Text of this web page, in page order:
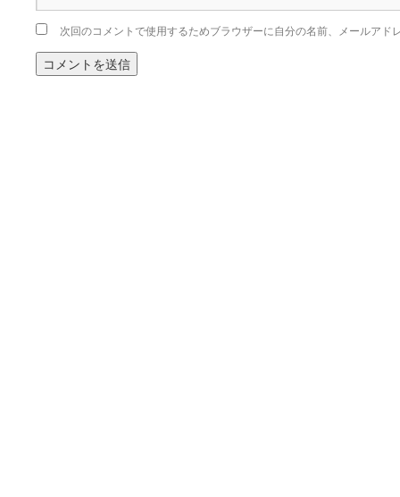
次回のコメントで使用するためブラウザーに自分の名前、メールアド